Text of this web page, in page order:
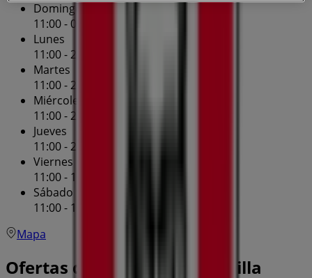
Domingo
11:00 - 09:00
Lunes
11:00 - 21:00
Martes
11:00 - 21:00
Miércoles
11:00 - 21:00
Jueves
11:00 - 21:00
Viernes
11:00 - 10:00
Sábado
11:00 - 10:00
Mapa
Ofertas de KFC en Barranquilla